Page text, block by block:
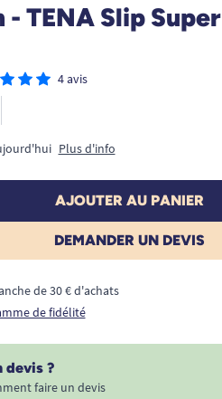
- TENA Slip Super
4 avis
Plus d'info
AJOUTER AU PANIER
DEMANDER UN DEVIS
de 30 € d'achats
de fidélité
devis ?
faire un devis